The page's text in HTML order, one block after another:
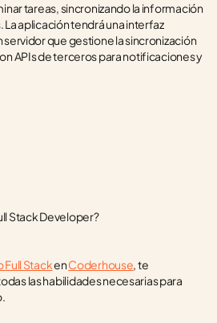
tareas, sincronizando la información
aplicación tendrá una interfaz
servidor que gestione la sincronización
APIs de terceros para notificaciones y
Stack Developer?
Full Stack en Coderhouse, te
las habilidades necesarias para